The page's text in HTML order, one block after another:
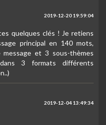
2019-12-20 19:59:04
quelques clés ! Je retiens
principal en 140 mots,
et 3 sous-thèmes
3 formats différents
2019-12-04 13:49:34